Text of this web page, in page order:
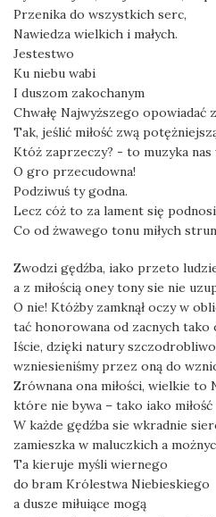
Przenika do wszystkich serc,
Nawiedza wielkich i małych.
Jestestwo
Ku niebu wabi
I duszom zakochanym
Chwałę Najwyższego opowiadać
Tak, jeślić miłość zwą
Któż zaprzeczy? - to muzyka
O gro przecudowna!
Podziwuś ty godna.
Lecz cóż to za lament się podnosi
Co od żwawego tonu miłych
Zwodzi gędźba, iako przeto
a z miłością oney tony sie nie
O nie! Któżby zamknął oczy w
tać honorowana od zacnych tako
Iście, dzięki natury
wzniesieniśmy przez oną do
Zrównana ona miłości, wielkie to
które nie bywa – tako iako miłość
W każde gędźba sie wkradnie
zamieszka w maluczkich a
Ta kieruje myśli wiernego
do bram Królestwa Niebieskiego
a dusze miłuiące mogą